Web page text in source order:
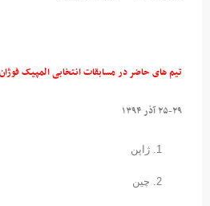
تیم های حاضر در مسابقات انتخابی المپیک فوژان ۲۰۱۵:
۲۵-۲۹ آذر ۱۳۹۴
ژاپن
چین